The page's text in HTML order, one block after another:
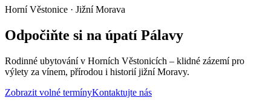
Horní Věstonice · Jižní Morava
Odpočiňte si na úpatí Pálavy
Rodinné ubytování v Horních Věstonicích – klidné zázemí pro
výlety za vínem, přírodou i historií jižní Moravy.
Zobrazit volné termínyKontaktujte nás